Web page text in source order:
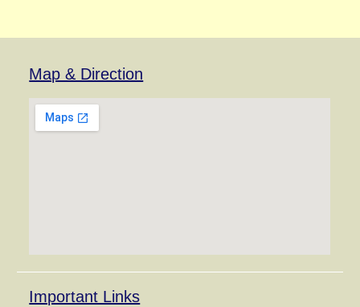
Map & Direction
Important Links